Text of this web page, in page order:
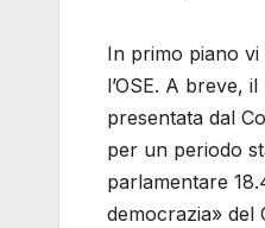
In primo piano
l’OSE. A breve,
presentata dal
per un periodo
parlamentare
democrazia» del